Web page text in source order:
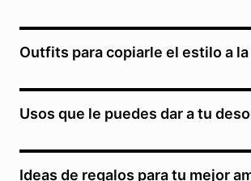
Outfits para copiarle el estilo a la
Usos que le puedes dar a tu
Ideas de regalos para tu mejor